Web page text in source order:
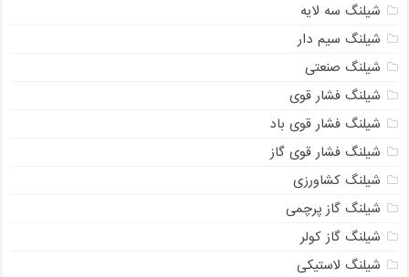
شیلنگ سه لایه
شیلنگ سیم دار
شیلنگ صنعتی
شیلنگ فشار قوی
شیلنگ فشار قوی باد
شیلنگ فشار قوی گاز
شیلنگ کشاورزی
شیلنگ گاز پرچمی
شیلنگ گاز کولر
شیلنگ لاستیکی